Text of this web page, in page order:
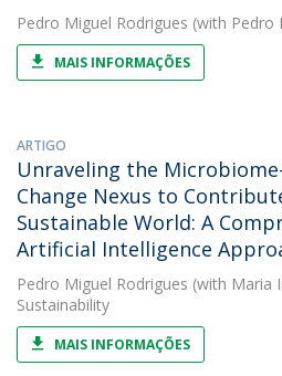
Pedro Miguel Rodrigues (with Pedro
MAIS INFORMAÇÕES
ARTIGO
Unraveling the
Change Nexus to
Sustainable World: A
Artificial Intelligence
Pedro Miguel Rodrigues (with Maria
Sustainability
MAIS INFORMAÇÕES